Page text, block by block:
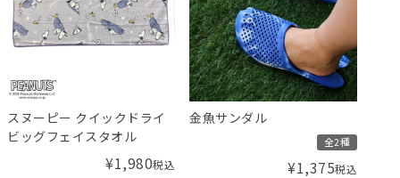
スヌーピー クイックドライ
ビッグフェイスタオル
¥1,980税込
金魚サンダル
全2種
¥1,375税込